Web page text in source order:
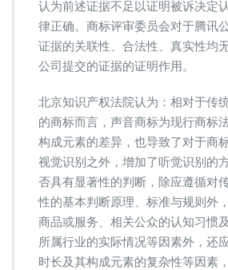
认为前述证据不足以证明被诉决定
律正确。商标评审委员会对于腾讯
证据的关联性、合法性、真实性均
公司提交的证据的证明作用。
北京知识产权法院认为：相对于传
的商标而言，声音商标为现行商标
构成元素的差异，也导致了对于商
视觉识别之外，增加了听觉识别的
否具有显著性的判断，除应遵循对
性的基本判断原理、标准与规则外
商品或服务、相关公众的认知习惯
所属行业的实际情况等因素外，还
时长及其构成元素的复杂性等因素